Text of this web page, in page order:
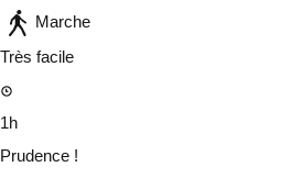
Marche
Très facile
1h
Prudence !